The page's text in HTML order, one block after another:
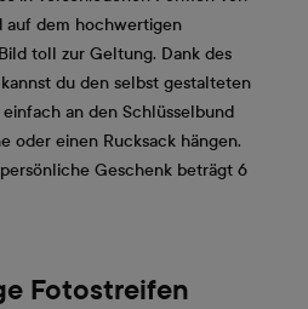
auf dem hochwertigen
toll zur Geltung. Dank des
du den selbst gestalteten
an den Schlüsselbund
oder einen Rucksack hängen.
Geschenk beträgt 6
Fotostreifen